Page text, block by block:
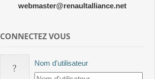
webmaster@renaultalliance.net
CONNECTEZ VOUS
Nom d'utilisateur